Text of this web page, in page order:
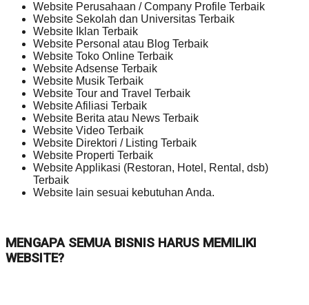
Website Perusahaan / Company Profile Terbaik
Website Sekolah dan Universitas Terbaik
Website Iklan Terbaik
Website Personal atau Blog Terbaik
Website Toko Online Terbaik
Website Adsense Terbaik
Website Musik Terbaik
Website Tour and Travel Terbaik
Website Afiliasi Terbaik
Website Berita atau News Terbaik
Website Video Terbaik
Website Direktori / Listing Terbaik
Website Properti Terbaik
Website Applikasi (Restoran, Hotel, Rental, dsb)
Terbaik
Website lain sesuai kebutuhan Anda.
MENGAPA SEMUA BISNIS HARUS MEMILIKI
WEBSITE?